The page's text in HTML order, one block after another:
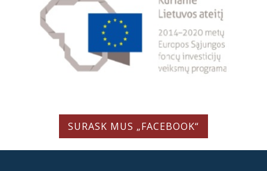
SURASK MUS „FACEBOOK“